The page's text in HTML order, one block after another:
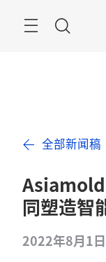
全部新闻稿
Asiamold
同塑造智
2022年8月1日